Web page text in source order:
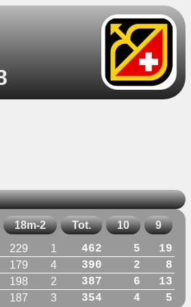
18m-2 Tot. 10 9
229 1 462 5 19
179 4 390 2 8
198 2 387 6 13
187 3 354 4 5